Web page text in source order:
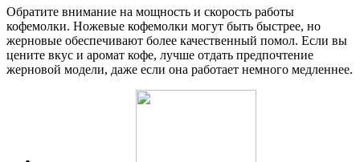
Обратите внимание на мощность и скорость работы
кофемолки. Ножевые кофемолки могут быть быстрее, но
жерновые обеспечивают более качественный помол. Если вы
цените вкус и аромат кофе, лучше отдать предпочтение
жерновой модели, даже если она работает немного медленнее.